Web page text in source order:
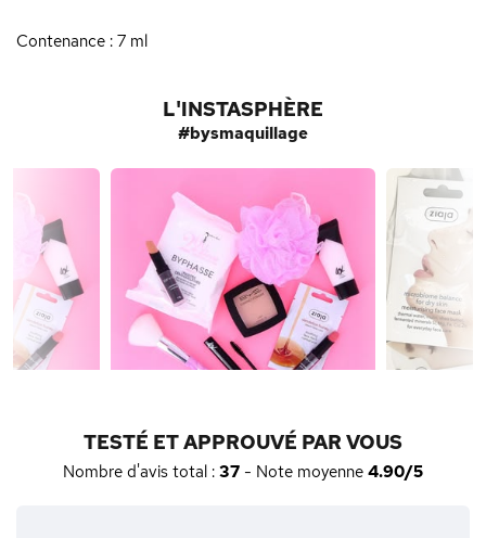
Contenance : 7 ml
L'INSTASPHÈRE
#bysmaquillage
TESTÉ ET APPROUVÉ PAR VOUS
Nombre d'avis total : 37 - Note moyenne 4.90/5